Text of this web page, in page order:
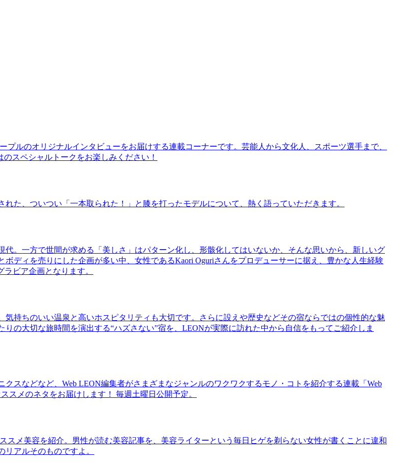
ルのオリジナルインタビューをお届けする連載コーナーです。芸能人から文化人、スポーツ選手まで、
スペシャルトークをお楽しみください！
た、ついつい「一本取られた！」と膝を打ったモデルについて、熱く語っていただきます。
。一方で世間が求める「美しさ」はパターン化し、形骸化してはいないか、そんな思いから、新しいグ
ディを売りにした企画が多い中、女性であるKaori Oguriさんをプロデューサーに据え、豊かな人生経験
ビア企画となります。
持ちのいい温泉と高いホスピタリティも大切です。さらに設えや歴史などその宿ならではの個性的な魅
の大切な旅時間を演出する“ハズさない”宿を、LEONが実際に訪れた中から自信をもってご紹介しま
スなどなど、Web LEON編集者がさまざまなジャンルのワクワクするモノ・コトを紹介する連載「Web
スメのネタをお届けします！ 毎週土曜日公開予定。
スメ美容を紹介。男性が読む美容記事を、美容ライターという毎日ヒゲを剃らない女性が書くことに違和
アルそのものですよ。